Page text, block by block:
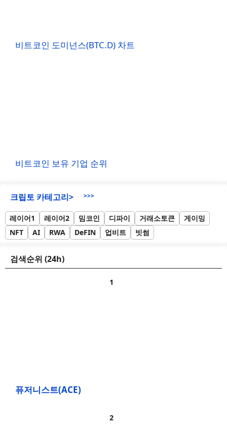
비트코인 도미넌스(BTC.D) 차트
비트코인 보유 기업 순위
크립토 카테고리> >>>
레이어1 레이어2 밈코인 디파이 거래소토큰
게이밍
NFT
AI RWA DeFIN 업비트 빗썸
검색순위 (24h)
퓨저니스트(ACE)